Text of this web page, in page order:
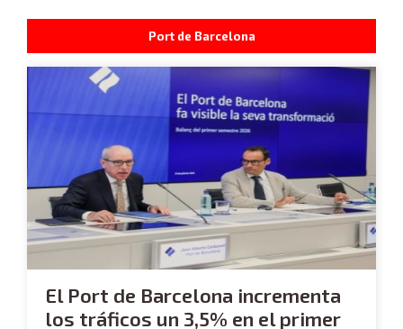
Port de Barcelona
El Port de Barcelona incrementa
los tráficos un 3,5% en el primer